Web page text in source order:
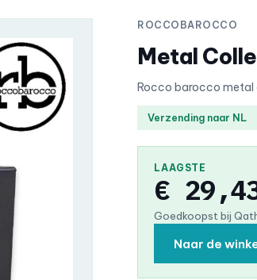
ROCCOBAROCCO
Metal
Rocco barocco metal
Verzending naar NL
LAAGSTE
€
Goedkoopst bij
Naar de